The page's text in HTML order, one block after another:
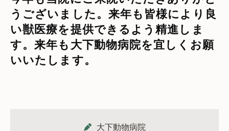
うございました。来年も皆様により良
い獣医療を提供できるよう精進しま
す。来年も大下動物病院を宜しくお願
いいたします。
大下動物病院